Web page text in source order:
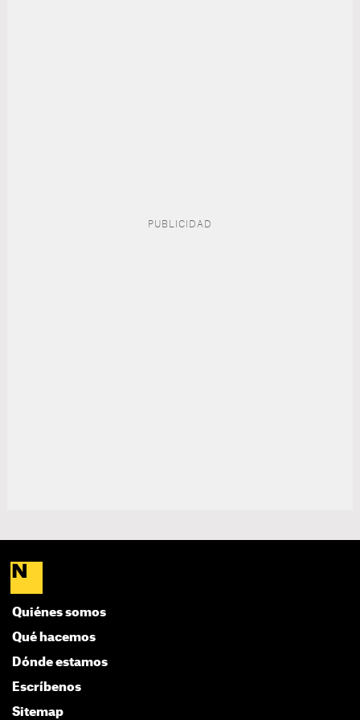
Quiénes somos
Qué hacemos
Dónde estamos
Escríbenos
Sitemap